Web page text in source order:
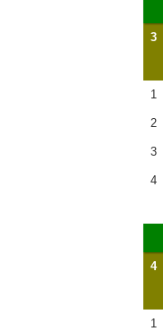
3
1
2
3
4
4
1